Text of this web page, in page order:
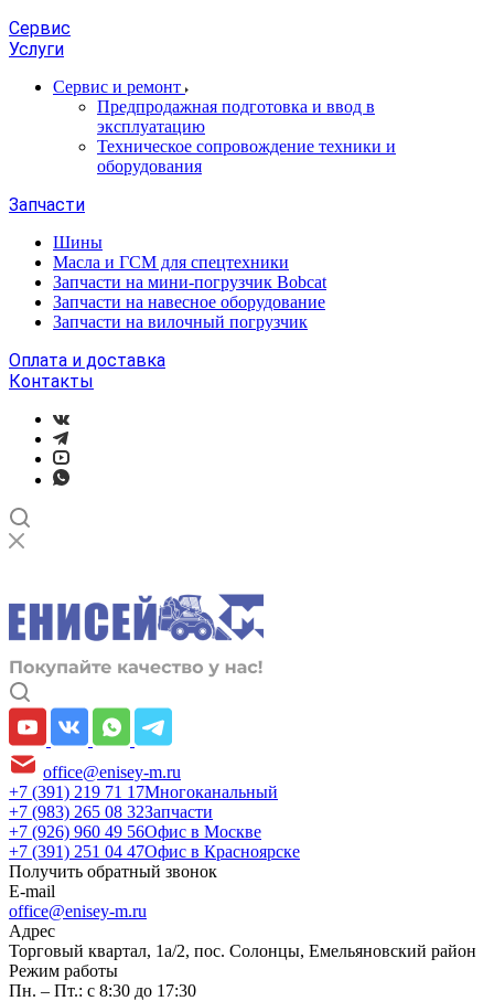
Сервис
Услуги
Сервис и ремонт
Предпродажная подготовка и ввод в
эксплуатацию
Техническое сопровождение техники и
оборудования
Запчасти
Шины
Масла и ГСМ для спецтехники
Запчасти на мини-погрузчик Bobcat
Запчасти на навесное оборудование
Запчасти на вилочный погрузчик
Оплата и доставка
Контакты
office@enisey-m.ru
+7 (391) 219 71 17Многоканальный
+7 (983) 265 08 32Запчасти
+7 (926) 960 49 56Офис в Москве
+7 (391) 251 04 47Офис в Красноярске
Получить обратный звонок
E-mail
office@enisey-m.ru
Адрес
​Торговый квартал, 1а/2, пос. Солонцы, Емельяновский район
Режим работы
Пн. – Пт.: с 8:30 до 17:30